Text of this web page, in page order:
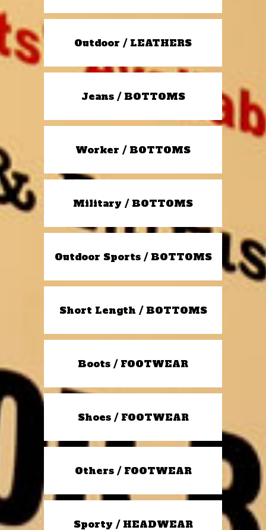
Outdoor / LEATHERS
Jeans / BOTTOMS
Worker / BOTTOMS
Military / BOTTOMS
Outdoor Sports / BOTTOMS
Short Length / BOTTOMS
Boots / FOOTWEAR
Shoes / FOOTWEAR
Others / FOOTWEAR
Sporty / HEADWEAR